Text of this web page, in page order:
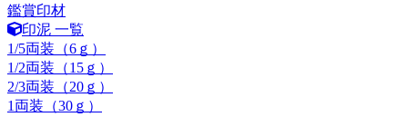
鑑賞印材
印泥 一覧
1/5両装（6ｇ）
1/2両装（15ｇ）
2/3両装（20ｇ）
1両装（30ｇ）